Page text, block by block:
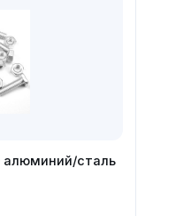
алюминий/сталь